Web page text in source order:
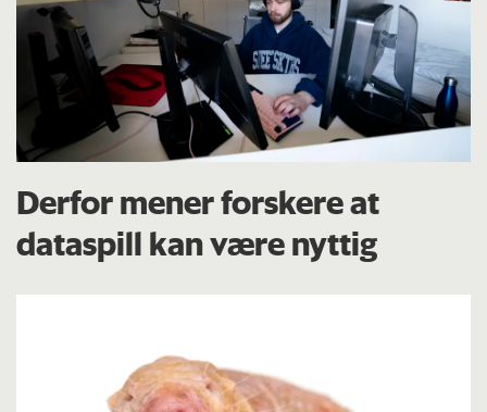
Derfor mener forskere at
dataspill kan være nyttig